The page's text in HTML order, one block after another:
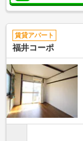
賃貸アパート
福井コーポ